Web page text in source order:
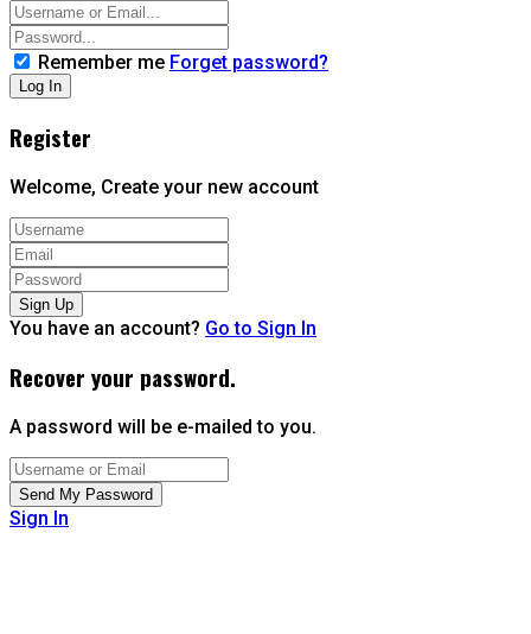
Remember me Forget password?
Register
Welcome, Create your new account
You have an account? Go to Sign In
Recover your password.
A password will be e-mailed to you.
Sign In